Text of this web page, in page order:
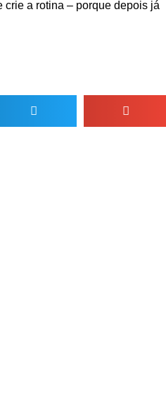
crie a rotina – porque depois já